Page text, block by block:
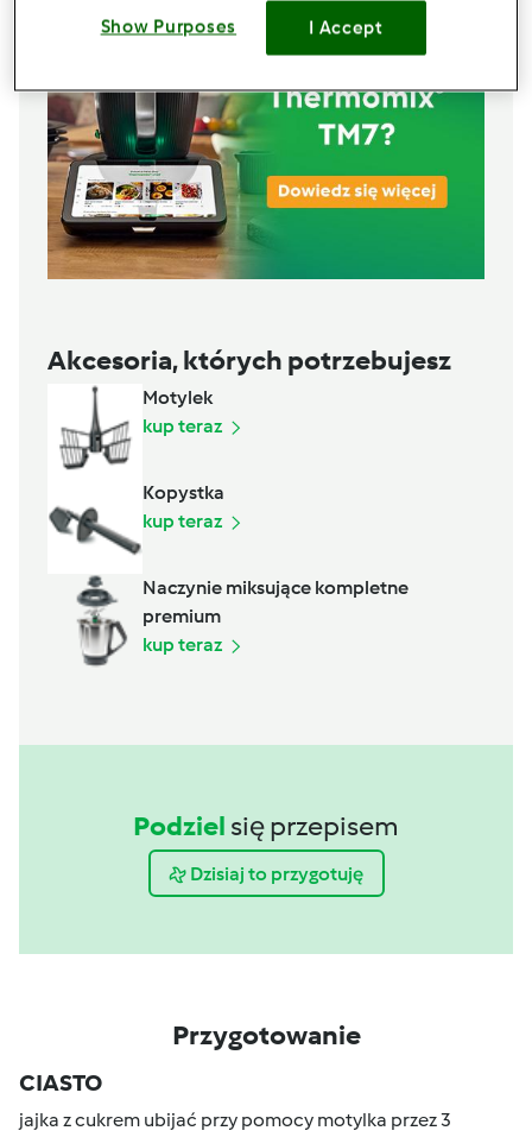
Akcesoria, których potrzebujesz
Motylek
kup teraz
Kopystka
kup teraz
Naczynie miksujące kompletne
premium
kup teraz
Podziel się przepisem
Dzisiaj to przygotuję
Przygotowanie
CIASTO
jajka z cukrem ubijać przy pomocy motylka przez 3
Show Purposes I Accept